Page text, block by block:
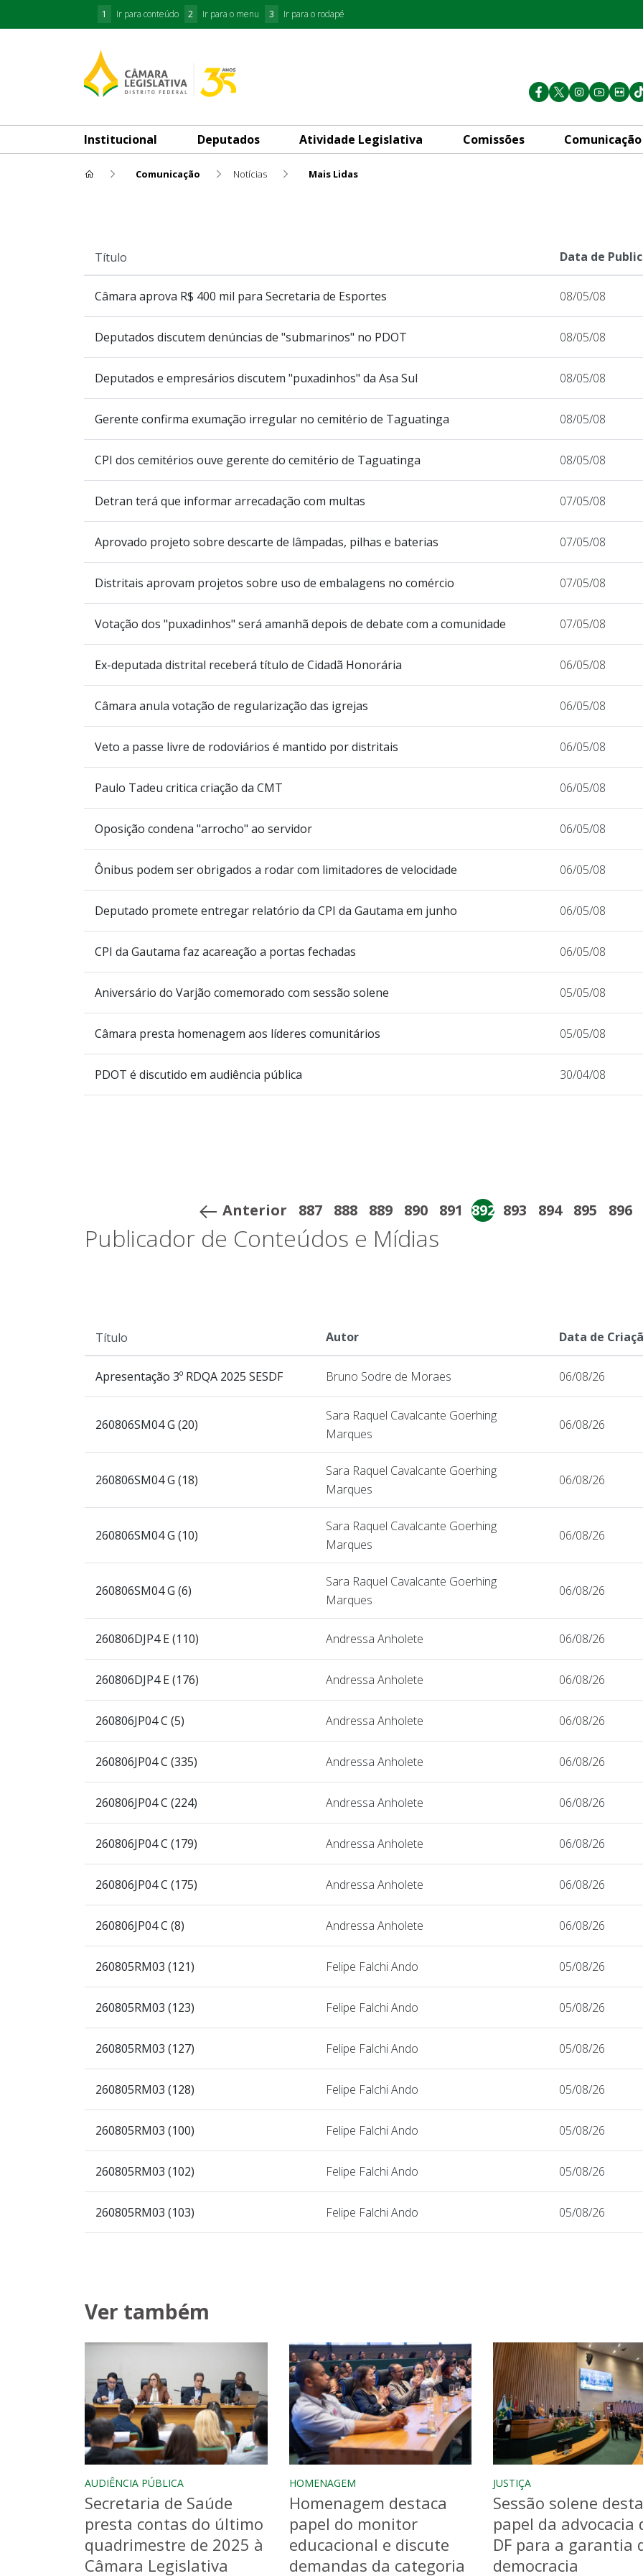
1 Ir para conteúdo 2 Ir para o menu 3 Ir para o rodapé
Institucional Deputados Atividade Legislativa Comissões Comunicação
Comunicação Notícias Mais Lidas
Título Data de
Câmara aprova R$ 400 mil para Secretaria de Esportes 08/05/08
Deputados discutem denúncias de "submarinos" no PDOT 08/05/08
Deputados e empresários discutem "puxadinhos" da Asa Sul 08/05/08
Gerente confirma exumação irregular no cemitério de Taguatinga 08/05/08
CPI dos cemitérios ouve gerente do cemitério de Taguatinga 08/05/08
Detran terá que informar arrecadação com multas 07/05/08
Aprovado projeto sobre descarte de lâmpadas, pilhas e baterias 07/05/08
Distritais aprovam projetos sobre uso de embalagens no comércio 07/05/08
Votação dos "puxadinhos" será amanhã depois de debate com a comunidade 07/05/08
Ex-deputada distrital receberá título de Cidadã Honorária 06/05/08
Câmara anula votação de regularização das igrejas 06/05/08
Veto a passe livre de rodoviários é mantido por distritais 06/05/08
Paulo Tadeu critica criação da CMT 06/05/08
Oposição condena "arrocho" ao servidor 06/05/08
Ônibus podem ser obrigados a rodar com limitadores de velocidade 06/05/08
Deputado promete entregar relatório da CPI da Gautama em junho 06/05/08
CPI da Gautama faz acareação a portas fechadas 06/05/08
Aniversário do Varjão comemorado com sessão solene 05/05/08
Câmara presta homenagem aos líderes comunitários 05/05/08
PDOT é discutido em audiência pública 30/04/08
Anterior 887 888 889 890 891 892 893 894 895 896
Publicador de Conteúdos e Mídias
Título Autor Data de
Apresentação 3º RDQA 2025 SESDF Bruno Sodre de Moraes 06/08/26
260806SM04 G (20)
Sara Raquel Cavalcante Goerhing
Marques
06/08/26
260806SM04 G (18)
Sara Raquel Cavalcante Goerhing
Marques
06/08/26
260806SM04 G (10)
Sara Raquel Cavalcante Goerhing
Marques
06/08/26
260806SM04 G (6)
Sara Raquel Cavalcante Goerhing
Marques
06/08/26
260806DJP4 E (110) Andressa Anholete 06/08/26
260806DJP4 E (176) Andressa Anholete 06/08/26
260806JP04 C (5) Andressa Anholete 06/08/26
260806JP04 C (335) Andressa Anholete 06/08/26
260806JP04 C (224) Andressa Anholete 06/08/26
260806JP04 C (179) Andressa Anholete 06/08/26
260806JP04 C (175) Andressa Anholete 06/08/26
260806JP04 C (8) Andressa Anholete 06/08/26
260805RM03 (121) Felipe Falchi Ando 05/08/26
260805RM03 (123) Felipe Falchi Ando 05/08/26
260805RM03 (127) Felipe Falchi Ando 05/08/26
260805RM03 (128) Felipe Falchi Ando 05/08/26
260805RM03 (100) Felipe Falchi Ando 05/08/26
260805RM03 (102) Felipe Falchi Ando 05/08/26
260805RM03 (103) Felipe Falchi Ando 05/08/26
Ver também
AUDIÊNCIA PÚBLICA
Secretaria de Saúde
presta contas do último
quadrimestre de 2025 à
Câmara Legislativa
HOMENAGEM
Homenagem destaca
papel do monitor
educacional e discute
demandas da categoria
JUSTIÇA
Sessão solene
papel da advocacia
DF para a garantia
democracia